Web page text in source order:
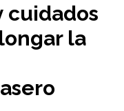
cuidados
la